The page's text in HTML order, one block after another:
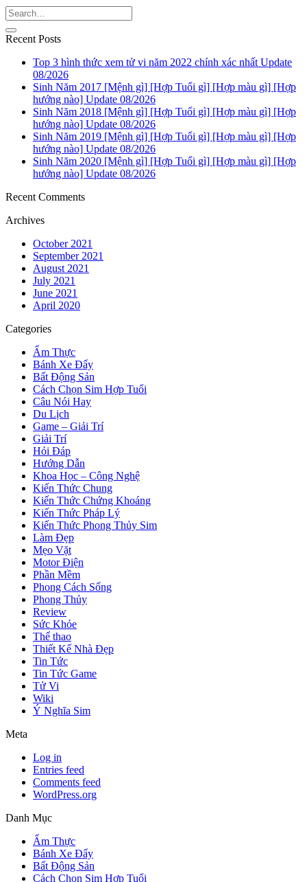
Recent Posts
Top 3 hình thức xem tử vi năm 2022 chính xác nhất Update
08/2026
Sinh Năm 2017 [Mệnh gì] [Hợp Tuổi gì] [Hợp màu gì] [Hợp
hướng nào] Update 08/2026
Sinh Năm 2018 [Mệnh gì] [Hợp Tuổi gì] [Hợp màu gì] [Hợp
hướng nào] Update 08/2026
Sinh Năm 2019 [Mệnh gì] [Hợp Tuổi gì] [Hợp màu gì] [Hợp
hướng nào] Update 08/2026
Sinh Năm 2020 [Mệnh gì] [Hợp Tuổi gì] [Hợp màu gì] [Hợp
hướng nào] Update 08/2026
Recent Comments
Archives
October 2021
September 2021
August 2021
July 2021
June 2021
April 2020
Categories
Ẩm Thực
Bánh Xe Đẩy
Bất Động Sản
Cách Chọn Sim Hợp Tuổi
Câu Nói Hay
Du Lịch
Game – Giải Trí
Giải Trí
Hỏi Đáp
Hướng Dẫn
Khoa Học – Công Nghệ
Kiến Thức Chung
Kiến Thức Chứng Khoáng
Kiến Thức Pháp Lý
Kiến Thức Phong Thủy Sim
Làm Đẹp
Mẹo Vặt
Motor Điện
Phần Mềm
Phong Cách Sống
Phong Thủy
Review
Sức Khỏe
Thể thao
Thiết Kế Nhà Đẹp
Tin Tức
Tin Tức Game
Tử Vi
Wiki
Ý Nghĩa Sim
Meta
Log in
Entries feed
Comments feed
WordPress.org
Danh Mục
Ẩm Thực
Bánh Xe Đẩy
Bất Động Sản
Cách Chọn Sim Hợp Tuổi